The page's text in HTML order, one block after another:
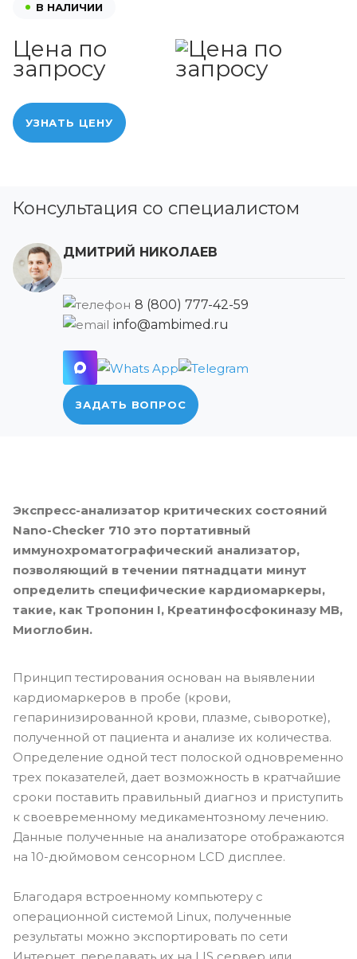
В НАЛИЧИИ
Цена по
запросу
УЗНАТЬ ЦЕНУ
Консультация со специалистом
ДМИТРИЙ НИКОЛАЕВ
8 (800) 777-42-59
info@ambimed.ru
ЗАДАТЬ ВОПРОС
Экспресс-анализатор критических состояний
Nano-Checker 710 это портативный
иммунохроматографический анализатор,
позволяющий в течении пятнадцати минут
определить специфические кардиомаркеры,
такие, как Тропонин I, Креатинфосфокиназу МВ,
Миоглобин.
Принцип тестирования основан на выявлении
кардиомаркеров в пробе (крови,
гепаринизированной крови, плазме, сыворотке),
полученной от пациента и анализе их количества.
Определение одной тест полоской одновременно
трех показателей, дает возможность в кратчайшие
сроки поставить правильный диагноз и приступить
к своевременному медикаментозному лечению.
Данные полученные на анализаторе отображаются
на 10-дюймовом сенсорном LCD дисплее.
Благодаря встроенному компьютеру с
операционной системой Linux, полученные
результаты можно экспортировать по сети